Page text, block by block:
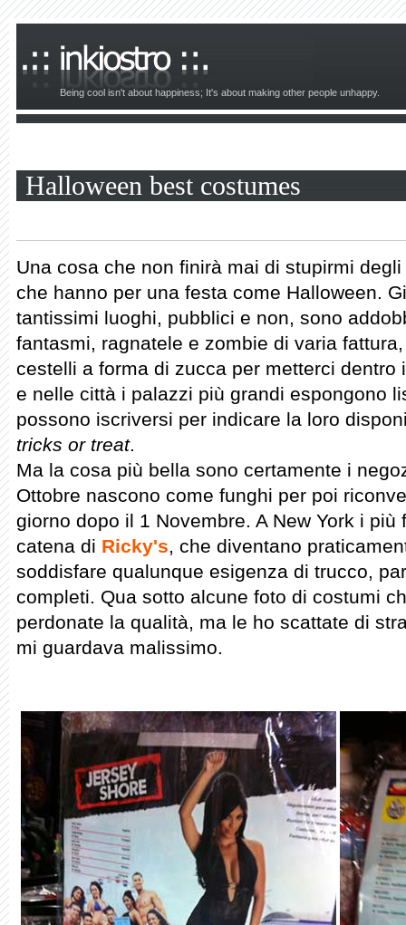
Being cool isn't about happiness; It's about making other people unhappy.
Halloween best costumes
Una cosa che non finirà mai di stupirmi
che hanno per una festa come Halloween.
tantissimi luoghi, pubblici e non, sono
fantasmi, ragnatele e zombie di varia
cestelli a forma di zucca per metterci
e nelle città i palazzi più grandi espongono
possono iscriversi per indicare la loro
tricks or treat.
Ma la cosa più bella sono certamente i
Ottobre nascono come funghi per poi
giorno dopo il 1 Novembre. A New York i
catena di Ricky's, che diventano
soddisfare qualunque esigenza di trucco,
completi. Qua sotto alcune foto di costumi
perdonate la qualità, ma le ho scattate di
mi guardava malissimo.